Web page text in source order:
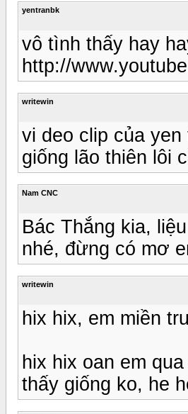
yentranbk
vô tình thấy hay
http://
writewin
vi deo clip của
giống lão thiên lôi
Nam CNC
Bác Thắng kia,
nhé, đừng có mơ
writewin
hix hix, em miền
hix hix oan em
thấy giống ko, he